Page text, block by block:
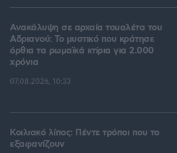
Ανακάλυψη σε αρχαία τουαλέτα του
Αδριανού: Το μυστικό που κράτησε
όρθια τα ρωμαϊκά κτίρια για 2.000
χρόνια
07.08.2026, 10:33
Κοιλιακό λίπος: Πέντε τρόποι που το
εξαφανίζουν